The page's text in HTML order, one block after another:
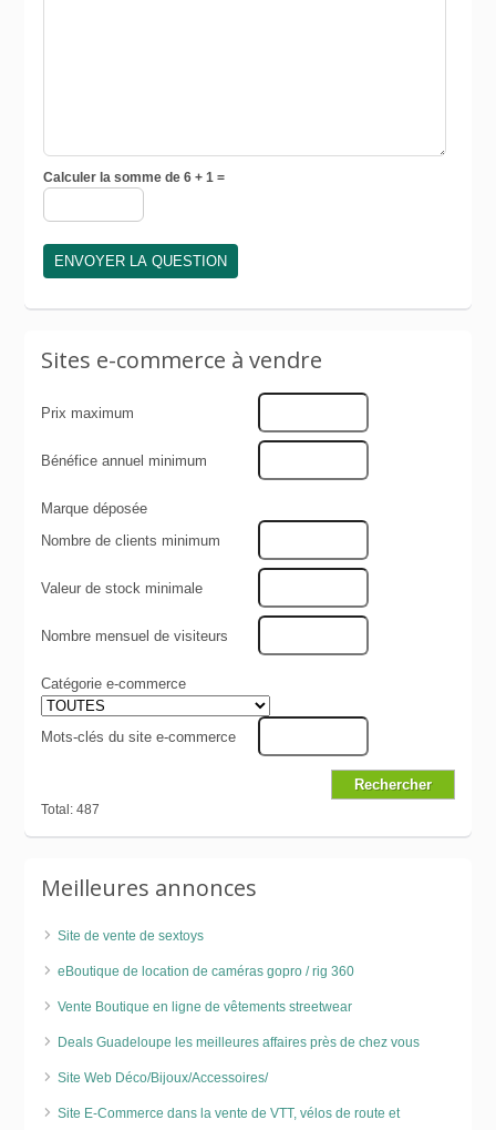
Calculer la somme de 6 + 1 =
Sites e-commerce à vendre
Prix maximum
Bénéfice annuel minimum
Marque déposée
Nombre de clients minimum
Valeur de stock minimale
Nombre mensuel de visiteurs
Catégorie e-commerce
Mots-clés du site e-commerce
Total: 487
Meilleures annonces
Site de vente de sextoys
eBoutique de location de caméras gopro / rig 360
Vente Boutique en ligne de vêtements streetwear
Deals Guadeloupe les meilleures affaires près de chez vous
Site Web Déco/Bijoux/Accessoires/
Site E-Commerce dans la vente de VTT, vélos de route et